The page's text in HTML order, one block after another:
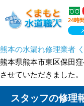
24時
熊本の水漏れ修理業者
熊本県熊本市東区保田
させていただきました。
スタッフの修理